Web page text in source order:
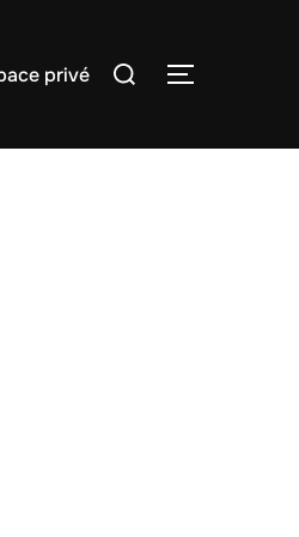
privé
Rechercher :